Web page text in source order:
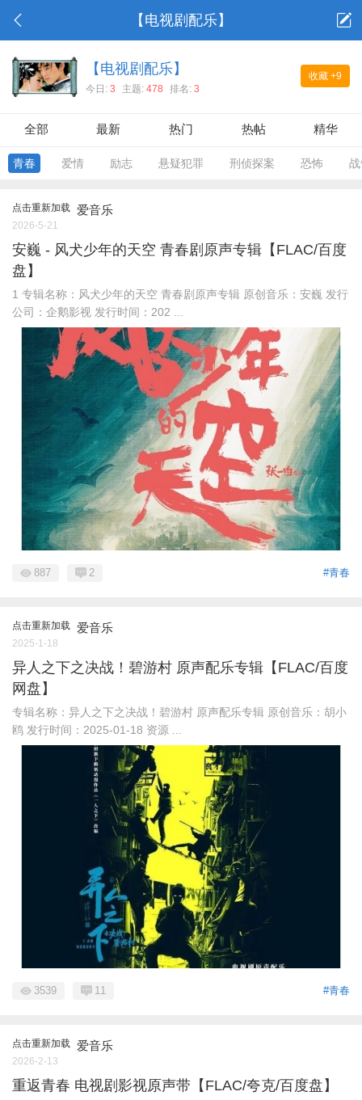
【电视剧配乐】
收藏 +9
【电视剧配乐】
今日: 3 主题: 478 排名: 3
全部 最新 热门 热帖 精华
青春 爱情 励志 悬疑犯罪 刑侦探案 恐怖
点击重新加载 爱音乐
2026-5-21
安巍 - 风犬少年的天空 青春剧原声专辑【FLAC/百度
盘】
1 专辑名称：风犬少年的天空 青春剧原声专辑 原创音乐：安巍 发行
公司：企鹅影视 发行时间：202 ...
#青春
887 2
点击重新加载 爱音乐
2025-1-18
异人之下之决战！碧游村 原声配乐专辑【FLAC/百度
网盘】
专辑名称：异人之下之决战！碧游村 原声配乐专辑 原创音乐：胡小
鸥 发行时间：2025-01-18 资源 ...
#青春
3539 11
点击重新加载 爱音乐
2026-2-13
重返青春 电视剧影视原声带【FLAC/夸克/百度盘】